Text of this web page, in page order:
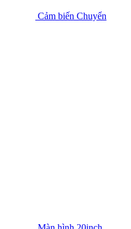
Cảm biến Chuyển